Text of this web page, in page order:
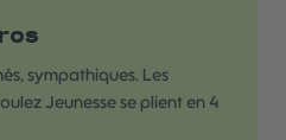
sympathiques. Les
Jeunesse se plient en 4